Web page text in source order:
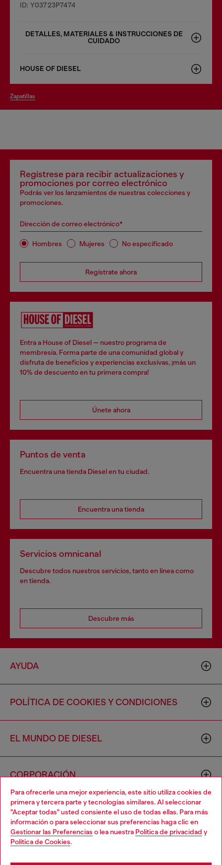
Para ofrecerle una mejor experiencia, este sitio utiliza cookies de
primera y tercera parte y tecnologías similares. Al seleccionar
"Aceptar todas" usted consiente el uso de todas ellas. Para más
información o para seleccionar sus preferencias haga clic en
Gestionar las Preferencias o lea nuestra Política de privacidad y
Política de Cookies.
ID: Y03723P7474
DETALLES, MATERIALES & INSTRUCCIONES DE
CUIDADO
HOUSE OF DIESEL
zapatillas
Regístrese para recibir actualizaciones y
promociones por correo electrónico
Podrás ver los lanzamientos de nuestras colecciones y
promociones.
Dirección de correo electrónico*
Hombres Mujeres No especificado
Regístrate ahora
Entra a House of Diesel — nuestro programa de
membresía. Forma parte de una comunidad global y
disfruta de beneficios y experiencias exclusivas, ¡más un
10% de descuento en tu primera compra!
Únete ahora
Puntos de venta
Encuentra una tienda Diesel en tu ciudad.
Encuentra una tienda
Servicios omnicanal
Descubre todos nuestros servicios, tanto en línea como
en tienda.
Descubre más
AYUDA
POLÍTICA DE COOKIES Y CONDICIONES
EL MUNDO DE DIESEL
CORPORACIÓN